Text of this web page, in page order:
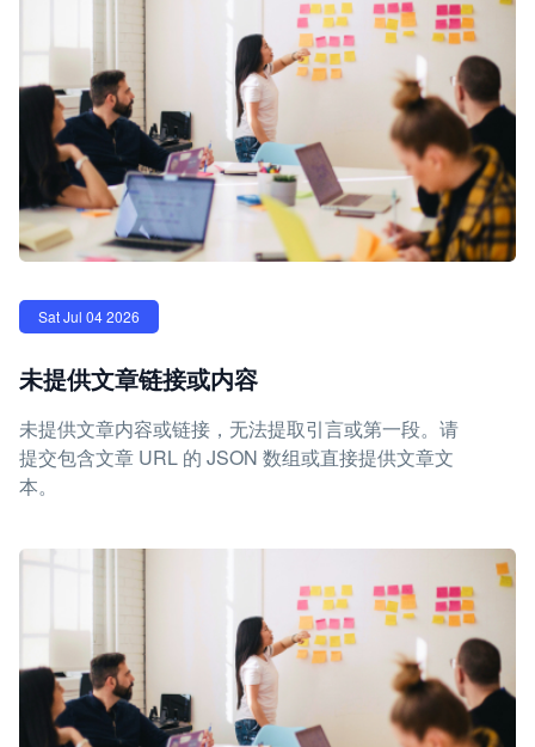
Sat Jul 04 2026
未提供文章链接或内容
未提供文章内容或链接，无法提取引言或第一段。请
提交包含文章 URL 的 JSON 数组或直接提供文章文
本。